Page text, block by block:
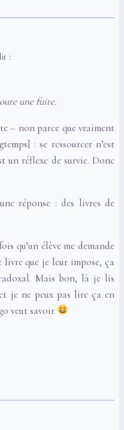
:
une fuite.
– non parce que vraiment
: se ressourcer n’est
un réflexe de survie. Donc
réponse : des livres de
qu’un élève me demande
livre que je leur impose, ça
Mais bon, là je lis
je ne peux pas lire ça en
veut savoir